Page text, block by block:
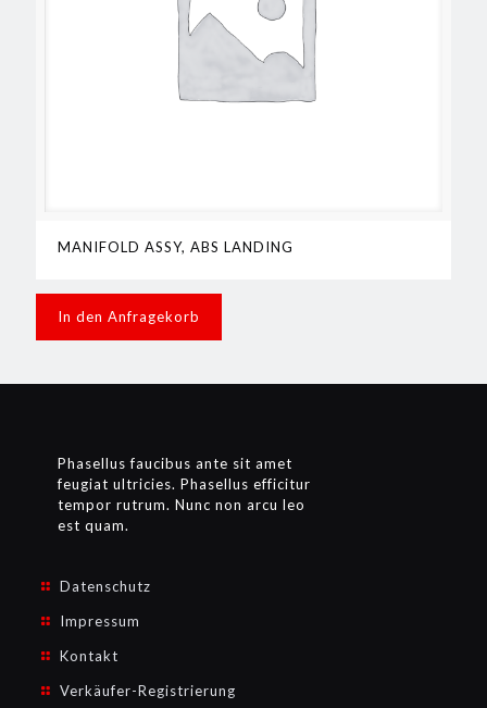
MANIFOLD ASSY, ABS LANDING
In den Anfragekorb
Phasellus faucibus ante sit amet
feugiat ultricies. Phasellus efficitur
tempor rutrum. Nunc non arcu leo
est quam.
Datenschutz
Impressum
Kontakt
Verkäufer-Registrierung